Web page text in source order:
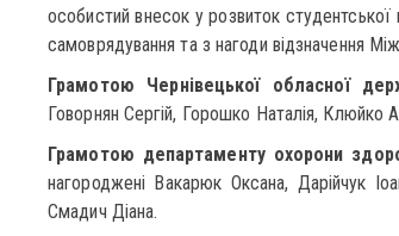
особистий внесок у розвиток
самоврядування та з нагоди відзначення
Грамотою Чернівецької обласної
Говорнян Сергій, Горошко Наталія, Клюйко
Грамотою департаменту охорони
нагороджені Вакарюк Оксана, Дарійчук
Смадич Діана.